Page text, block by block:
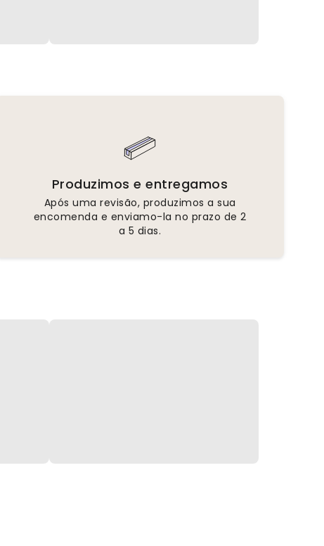
Produzimos e entregamos
Após uma revisão, produzimos a sua
encomenda e enviamo-la no prazo de 2
a 5 dias.